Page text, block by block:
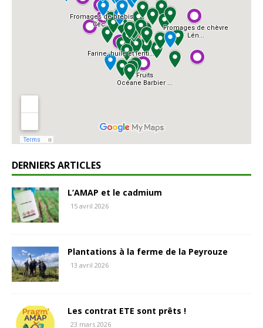
DERNIERS ARTICLES
L’AMAP et le cadmium
15 avril 2026
Plantations à la ferme de la Peyrouze
13 avril 2026
Les contrat ETE sont prêts !
23 mars 2026